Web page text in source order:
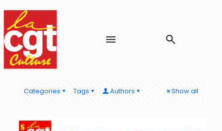
Categories Tags Authors Show all